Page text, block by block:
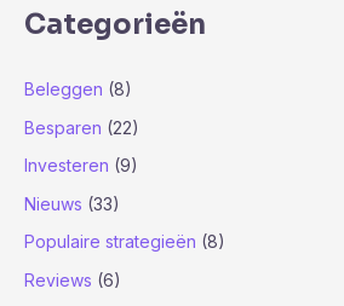
k
a
Categorieën
Beleggen (8)
Besparen (22)
Investeren (9)
Nieuws (33)
Populaire strategieën (8)
Reviews (6)